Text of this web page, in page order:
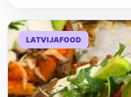
LATVIJAFOOD